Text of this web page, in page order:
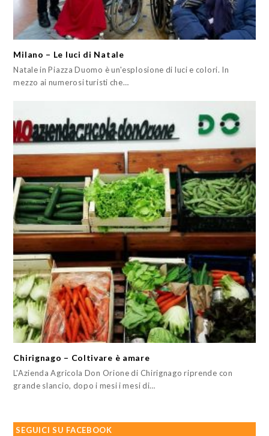
Milano – Le luci di Natale
Natale in Piazza Duomo è un'esplosione di luci e colori. In
mezzo ai numerosi turisti che…
Chirignago – Coltivare è amare
L'Azienda Agricola Don Orione di Chirignago riprende con
grande slancio, dopo i mesi i mesi di…
SEGUICI SU FACEBOOK